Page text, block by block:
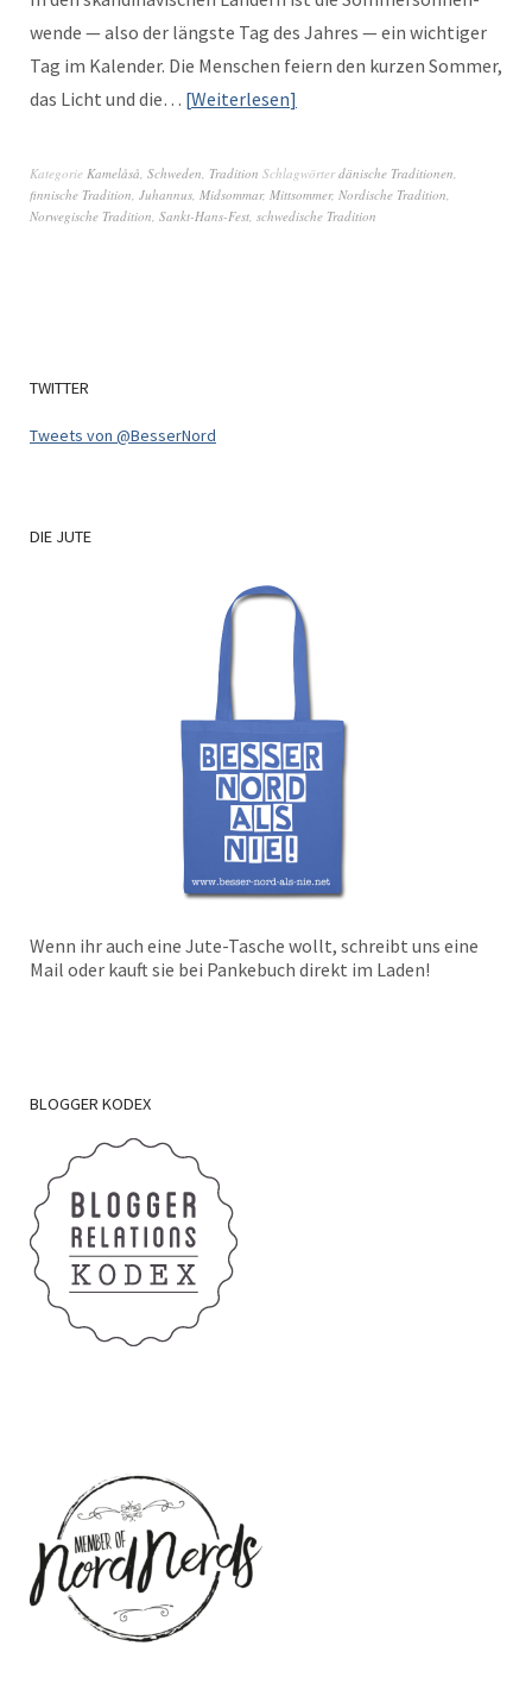
wende — also der läng­ste Tag des Jahres — ein wichtiger
Tag im Kalen­der. Die Men­schen feiern den kurzen Som­mer,
das Licht und die… Weit­er­lesen
Kategorie Kamelåså Schweden Tradition Schlagwörterdänische Traditionen
finnische Tradition Juhan­nus Midsommar, Mittsommer, Nordische Tradition
Norwegische Tradition Sankt-Hans-Fest schwedische Tradition
TWITTER
Tweets von @BesserNord
DIE JUTE
Wenn ihr auch eine Jute-Tasche wollt, schreibt uns eine
Mail oder kauft sie bei Pankebuch direkt im Laden!
BLOGGER KODEX